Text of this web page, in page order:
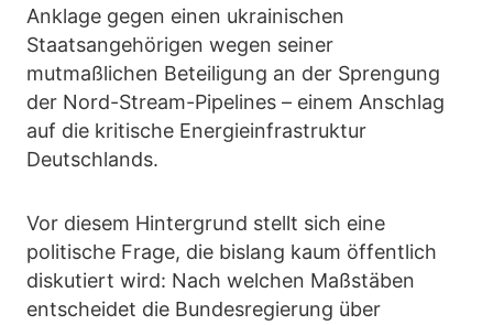
Anklage gegen einen ukrainischen
Staatsangehörigen wegen seiner
mutmaßlichen Beteiligung an der Sprengung
der Nord-Stream-Pipelines – einem Anschlag
auf die kritische Energieinfrastruktur
Deutschlands.
Vor diesem Hintergrund stellt sich eine
politische Frage, die bislang kaum öffentlich
diskutiert wird: Nach welchen Maßstäben
entscheidet die Bundesregierung über